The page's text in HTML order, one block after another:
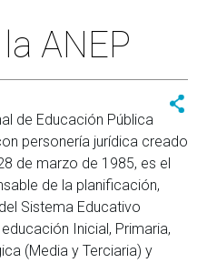
ANEP
de Educación Pública
personería jurídica creado
de marzo de 1985, es el
de la planificación,
Sistema Educativo
Inicial, Primaria,
(Media y Terciaria) y